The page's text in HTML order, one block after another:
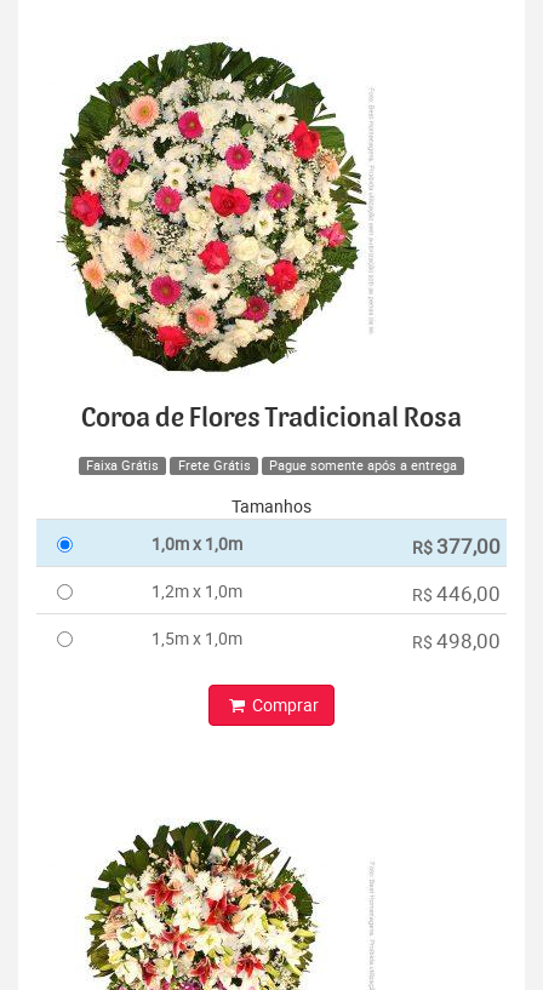
Coroa de Flores Tradicional Rosa
Faixa Grátis Frete Grátis Pague somente após a entrega
Tamanhos
1,0m x 1,0m
R$ 377,00
1,2m x 1,0m R$ 446,00
1,5m x 1,0m R$ 498,00
Comprar